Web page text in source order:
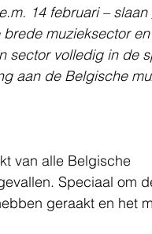
14 februari – slaan
muzieksector
sector volledig in de
aan de Belgische
van alle Belgische
Speciaal om
geraakt en het